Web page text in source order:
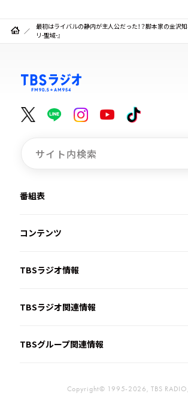
最初はライバルの静内が主人公だった！？脚本家の金沢
リ-聖域-』
番組表
コンテンツ
TBSラジオ情報
TBSラジオ関連情報
TBSグループ関連情報
Copyright© 1995-2026, TBS